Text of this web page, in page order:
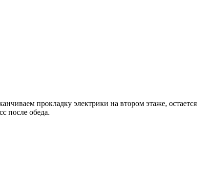
прокладку электрики на втором этаже, остается
после обеда.